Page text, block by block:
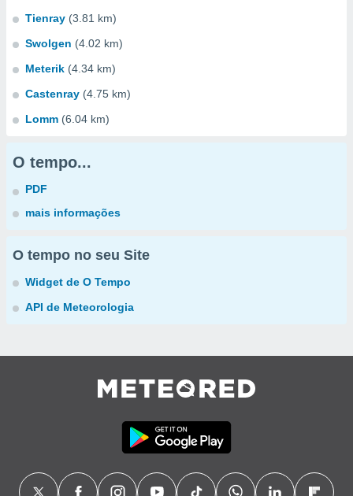
Tienray (3.81 km)
Swolgen (4.02 km)
Meterik (4.34 km)
Castenray (4.75 km)
Lomm (6.04 km)
O tempo...
PDF
mais informações
O tempo no seu Site
Widget de O Tempo
API de Meteorologia